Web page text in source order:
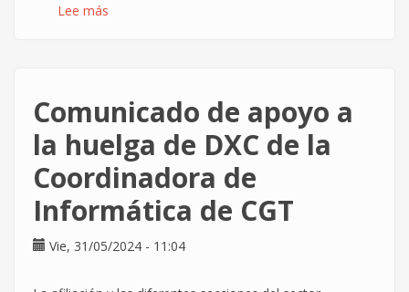
Lee más
está
permitiendo
ampliar
la
presión
por
poder
Comunicado de apoyo a
la huelga de DXC de la
Coordinadora de
Informática de CGT
Vie, 31/05/2024 - 11:04